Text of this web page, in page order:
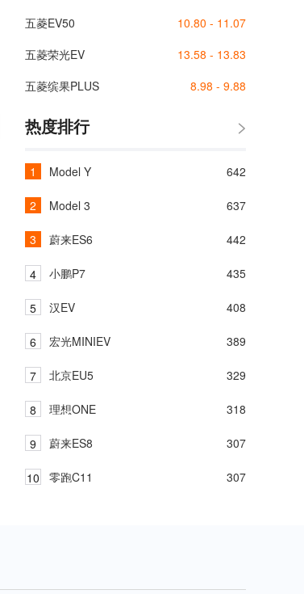
五菱EV50
10.80 - 11.07
五菱荣光EV
13.58 - 13.83
五菱缤果PLUS
8.98 - 9.88
热度排行
Model Y 642
Model 3 637
蔚来ES6 442
小鹏P7 435
汉EV 408
宏光MINIEV 389
北京EU5 329
理想ONE 318
蔚来ES8 307
零跑C11 307